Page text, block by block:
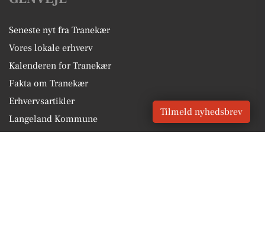
Seneste nyt fra Tranekær
Vores lokale erhverv
Kalenderen for Tranekær
Fakta om Tranekær
Erhvervsartikler
Langeland Kommune
Tilmeld nyhedsbrev